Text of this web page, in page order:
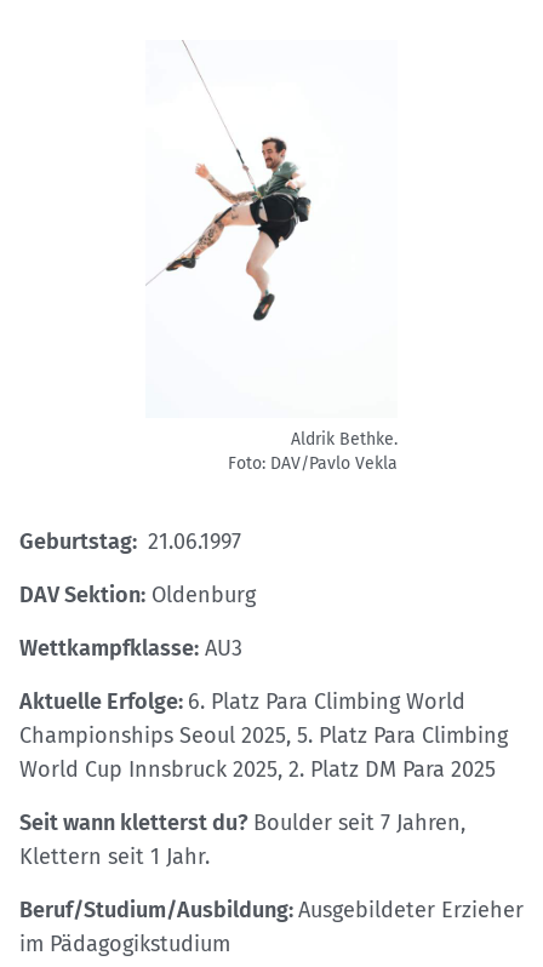
Aldrik Bethke.
Foto: DAV/Pavlo Vekla
Geburtstag: 21.06.1997
DAV Sektion: Oldenburg
Wettkampfklasse: AU3
Aktuelle Erfolge: 6. Platz Para Climbing World
Championships Seoul 2025, 5. Platz Para Climbing
World Cup Innsbruck 2025, 2. Platz DM Para 2025
Seit wann kletterst du? Boulder seit 7 Jahren,
Klettern seit 1 Jahr.
Beruf/Studium/Ausbildung:Ausgebildeter Erzieher
im Pädagogikstudium